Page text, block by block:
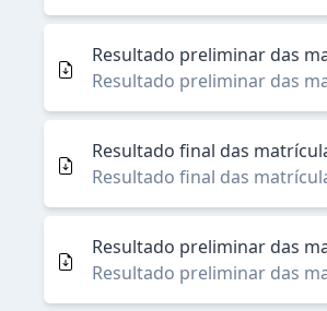
Resultado preliminar das
Resultado preliminar das
Resultado final das
Resultado final das
Resultado preliminar das
Resultado preliminar das